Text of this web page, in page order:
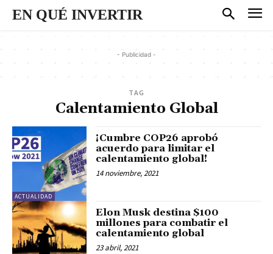
EN QUÉ INVERTIR
- Publicidad -
TAG
Calentamiento Global
ACTUALIDAD
¡Cumbre COP26 aprobó
acuerdo para limitar el
calentamiento global!
14 noviembre, 2021
Elon Musk destina $100
millones para combatir el
calentamiento global
23 abril, 2021